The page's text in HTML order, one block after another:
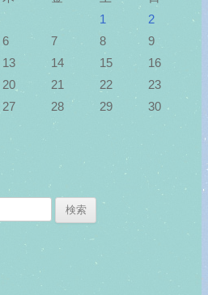
1
2
6 7 8
9
13 14 15
16
20 21 22
23
27 28 29
30